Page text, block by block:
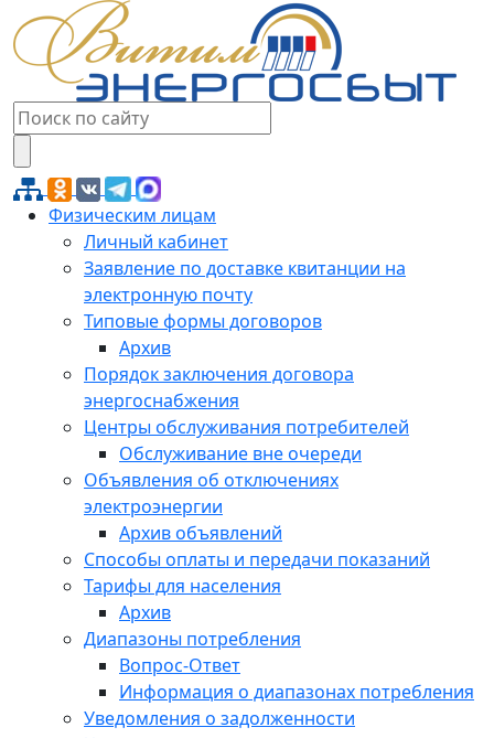
Физическим лицам
Личный кабинет
Заявление по доставке квитанции на
электронную почту
Типовые формы договоров
Архив
Порядок заключения договора
энергоснабжения
Центры обслуживания потребителей
Обслуживание вне очереди
Объявления об отключениях
электроэнергии
Архив объявлений
Способы оплаты и передачи показаний
Тарифы для населения
Архив
Диапазоны потребления
Вопрос-Ответ
Информация о диапазонах потребления
Уведомления о задолженности